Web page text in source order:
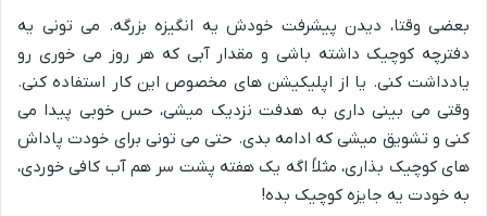
بعضی وقتا، دیدن پیشرفت خودش یه انگیزه بزرگه. می تونی یه
دفترچه کوچیک داشته باشی و مقدار آبی که هر روز می خوری رو
یادداشت کنی. یا از اپلیکیشن های مخصوص این کار استفاده کنی.
وقتی می بینی داری به هدفت نزدیک میشی، حس خوبی پیدا می
کنی و تشویق میشی که ادامه بدی. حتی می تونی برای خودت پاداش
های کوچیک بذاری، مثلاً اگه یک هفته پشت سر هم آب کافی خوردی،
به خودت یه جایزه کوچیک بده!